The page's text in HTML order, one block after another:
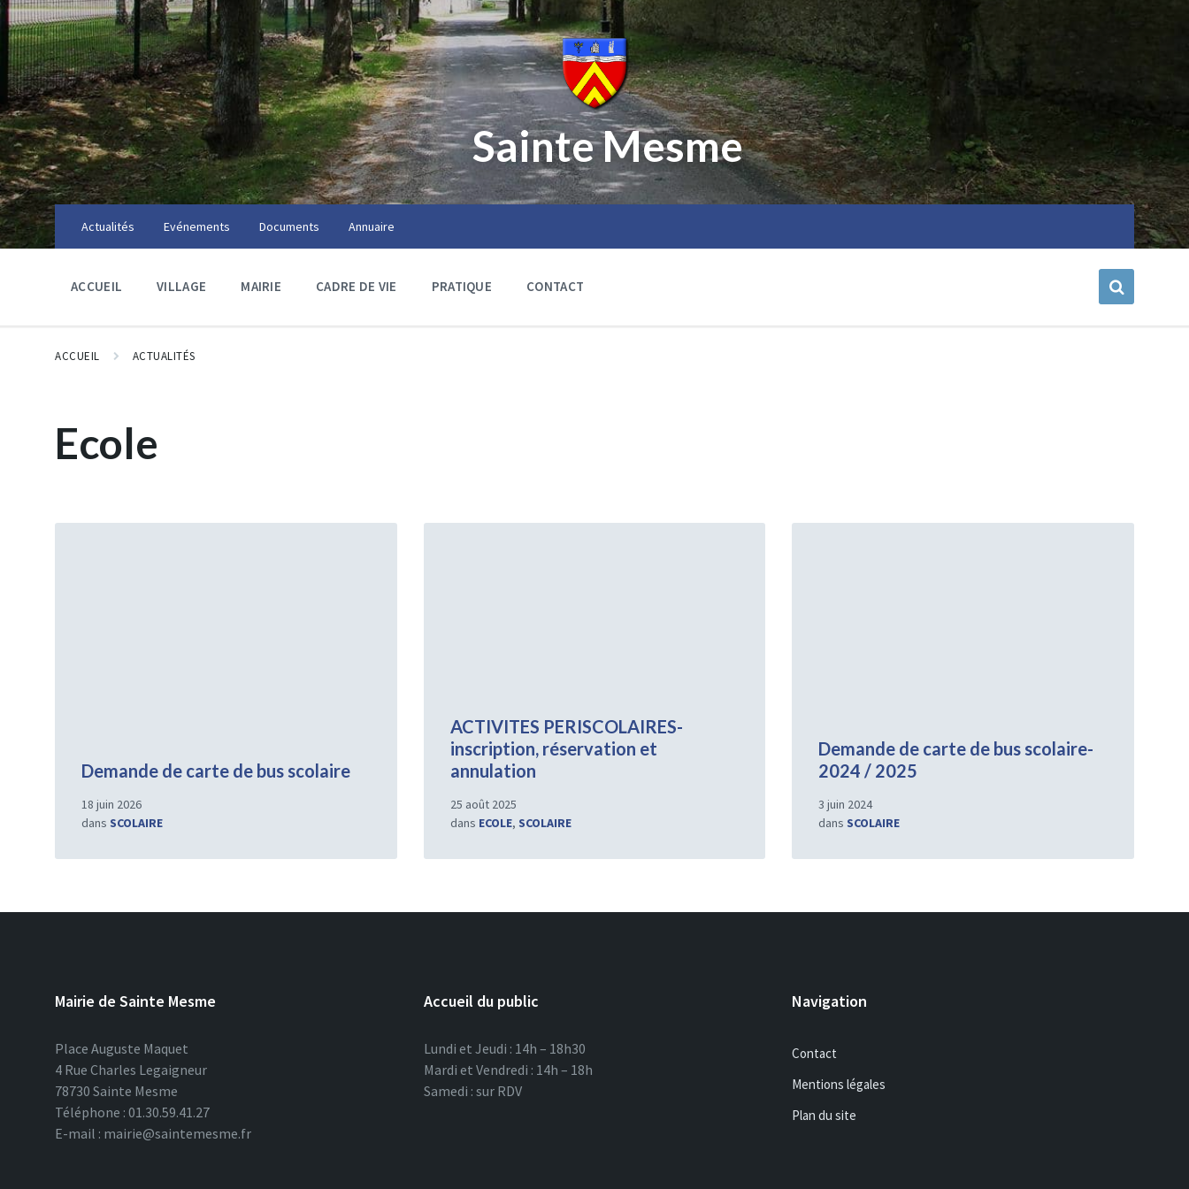
Skip
to
content
Skip
to
main
navigation
Skip
to
footer
Sainte Mesme
Actualités Evénements Documents Annuaire
ACCUEIL VILLAGE MAIRIE CADRE DE VIE PRATIQUE CONTACT
ACCUEIL ACTUALITÉS
Ecole
Demande de carte de bus scolaire
18 juin 2026
dans SCOLAIRE
ACTIVITES PERISCOLAIRES-
inscription, réservation et
annulation
25 août 2025
dans ECOLE, SCOLAIRE
Demande de carte de bus scolaire-
2024 / 2025
3 juin 2024
dans SCOLAIRE
Mairie de Sainte Mesme
Place Auguste Maquet
4 Rue Charles Legaigneur
78730 Sainte Mesme
Téléphone : 01.30.59.41.27
E-mail : mairie@saintemesme.fr
Accueil du public
Lundi et Jeudi : 14h – 18h30
Mardi et Vendredi : 14h – 18h
Samedi : sur RDV
Navigation
Contact
Mentions légales
Plan du site